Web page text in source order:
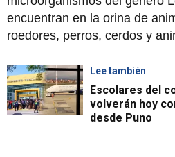
encuentran en la orina de
roedores, perros, cerdos y
Lee también
Escolares del
volverán hoy
desde Puno